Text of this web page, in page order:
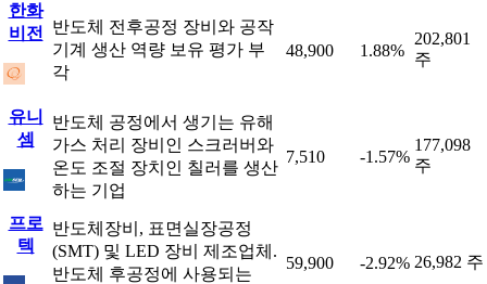
한화
비전
반도체 전후공정 장비와 공작
기계 생산 역량 보유 평가 부
각
48,900 1.88%
202,801
주
유니
셈
반도체 공정에서 생기는 유해
가스 처리 장비인 스크러버와
온도 조절 장치인 칠러를 생산
하는 기업
7,510 -1.57%
177,098
주
프로
텍
반도체장비, 표면실장공정
(SMT) 및 LED 장비 제조업체.
반도체 후공정에 사용되는
59,900 -2.92% 26,982 주